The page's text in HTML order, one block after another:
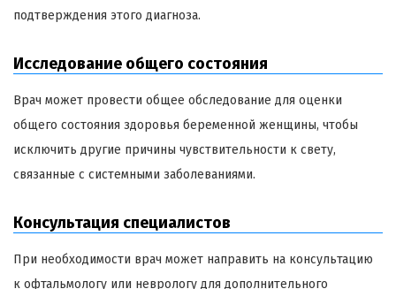
подтверждения этого диагноза.
Исследование общего состояния
Врач может провести общее обследование для оценки
общего состояния здоровья беременной женщины, чтобы
исключить другие причины чувствительности к свету,
связанные с системными заболеваниями.
Консультация специалистов
При необходимости врач может направить на консультацию
к офтальмологу или неврологу для дополнительного